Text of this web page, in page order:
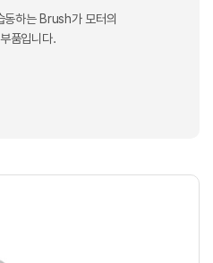
동하는 Brush가 모터의
품입니다.